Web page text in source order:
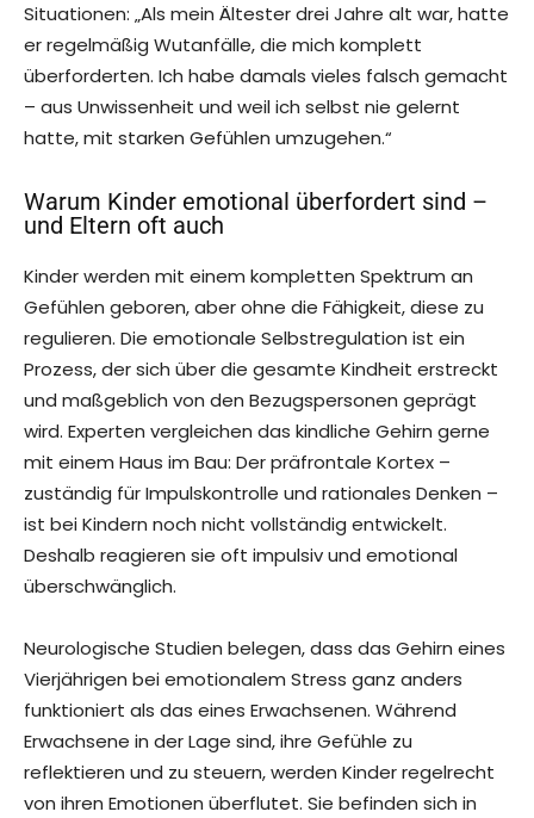
Situationen: „Als mein Ältester drei Jahre alt war, hatte
er regelmäßig Wutanfälle, die mich komplett
überforderten. Ich habe damals vieles falsch gemacht
– aus Unwissenheit und weil ich selbst nie gelernt
hatte, mit starken Gefühlen umzugehen.“
Warum Kinder emotional überfordert sind –
und Eltern oft auch
Kinder werden mit einem kompletten Spektrum an
Gefühlen geboren, aber ohne die Fähigkeit, diese zu
regulieren. Die emotionale Selbstregulation ist ein
Prozess, der sich über die gesamte Kindheit erstreckt
und maßgeblich von den Bezugspersonen geprägt
wird. Experten vergleichen das kindliche Gehirn gerne
mit einem Haus im Bau: Der präfrontale Kortex –
zuständig für Impulskontrolle und rationales Denken –
ist bei Kindern noch nicht vollständig entwickelt.
Deshalb reagieren sie oft impulsiv und emotional
überschwänglich.
Neurologische Studien belegen, dass das Gehirn eines
Vierjährigen bei emotionalem Stress ganz anders
funktioniert als das eines Erwachsenen. Während
Erwachsene in der Lage sind, ihre Gefühle zu
reflektieren und zu steuern, werden Kinder regelrecht
von ihren Emotionen überflutet. Sie befinden sich in